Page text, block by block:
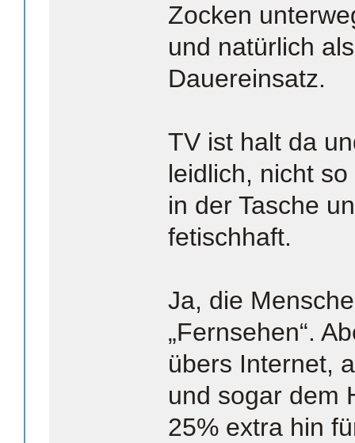
Zocken
und natürlich
Dauereinsatz.
TV ist halt da
leidlich, nicht
in der Tasche
fetischhaft.
Ja, die
„Fernsehen“.
übers Internet,
und sogar dem
25% extra hin